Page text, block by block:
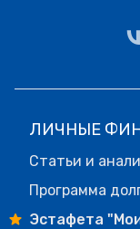
ЛИЧНЫЕ
Статьи и
Программа
Эстафета